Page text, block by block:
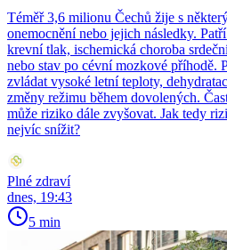
Téměř 3,6 milionu Čechů žije s
onemocnění nebo jejich následky.
krevní tlak, ischemická choroba
nebo stav po cévní mozkové příhodě.
zvládat vysoké letní teploty,
změny režimu během dovolených.
může riziko dále zvyšovat. Jak tedy
nejvíc snížit?
Plné zdraví
dnes, 19:43
5 min